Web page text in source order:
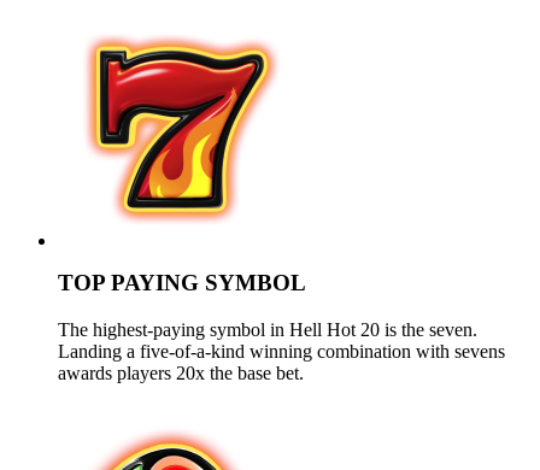
TOP PAYING SYMBOL
The highest-paying symbol in Hell Hot 20 is the seven.
Landing a five-of-a-kind winning combination with sevens
awards players 20x the base bet.